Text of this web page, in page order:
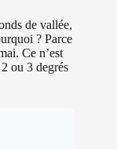
de vallée,
? Parce
Ce n’est
ou 3 degrés